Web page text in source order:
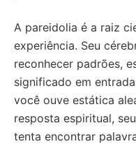
A pareidolia é a raiz
experiência. Seu
reconhecer padrões,
significado em
você ouve estática
resposta espiritual,
tenta encontrar